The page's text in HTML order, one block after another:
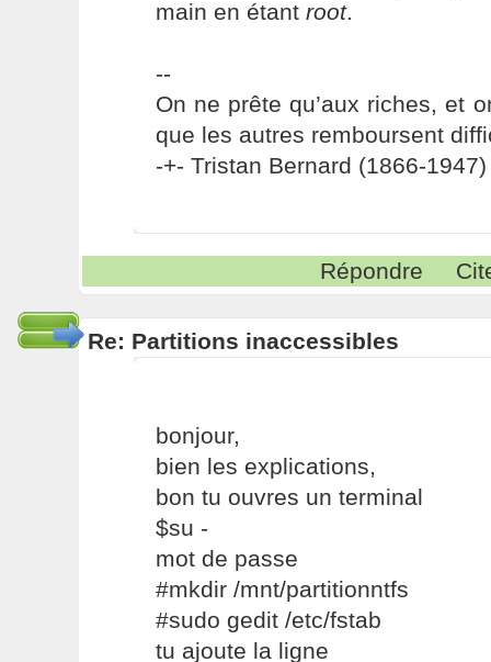
main en étant root.
--
On ne prête qu’aux riches, et
que les autres remboursent
-+- Tristan Bernard (1866-1947)
Répondre
Re: Partitions inaccessibles
bonjour,
bien les explications,
bon tu ouvres un terminal
$su -
mot de passe
#mkdir /mnt/partitionntfs
#sudo gedit /etc/fstab
tu ajoute la ligne